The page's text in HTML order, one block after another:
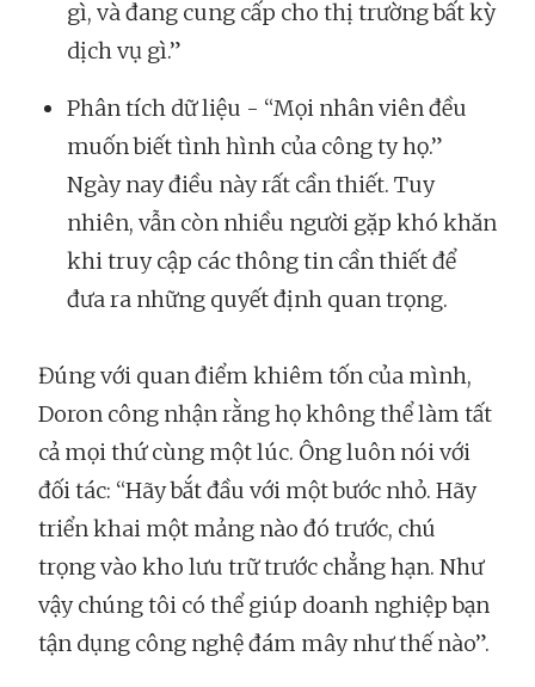
gì, và đang cung cấp cho thị trường bất kỳ
dịch vụ gì.”
Phân tích dữ liệu - “Mọi nhân viên đều
muốn biết tình hình của công ty họ.”
Ngày nay điều này rất cần thiết. Tuy
nhiên, vẫn còn nhiều người gặp khó khăn
khi truy cập các thông tin cần thiết để
đưa ra những quyết định quan trọng.
Đúng với quan điểm khiêm tốn của mình,
Doron công nhận rằng họ không thể làm tất
cả mọi thứ cùng một lúc. Ông luôn nói với
đối tác: “Hãy bắt đầu với một bước nhỏ. Hãy
triển khai một mảng nào đó trước, chú
trọng vào kho lưu trữ trước chẳng hạn. Như
vậy chúng tôi có thể giúp doanh nghiệp bạn
tận dụng công nghệ đám mây như thế nào”.